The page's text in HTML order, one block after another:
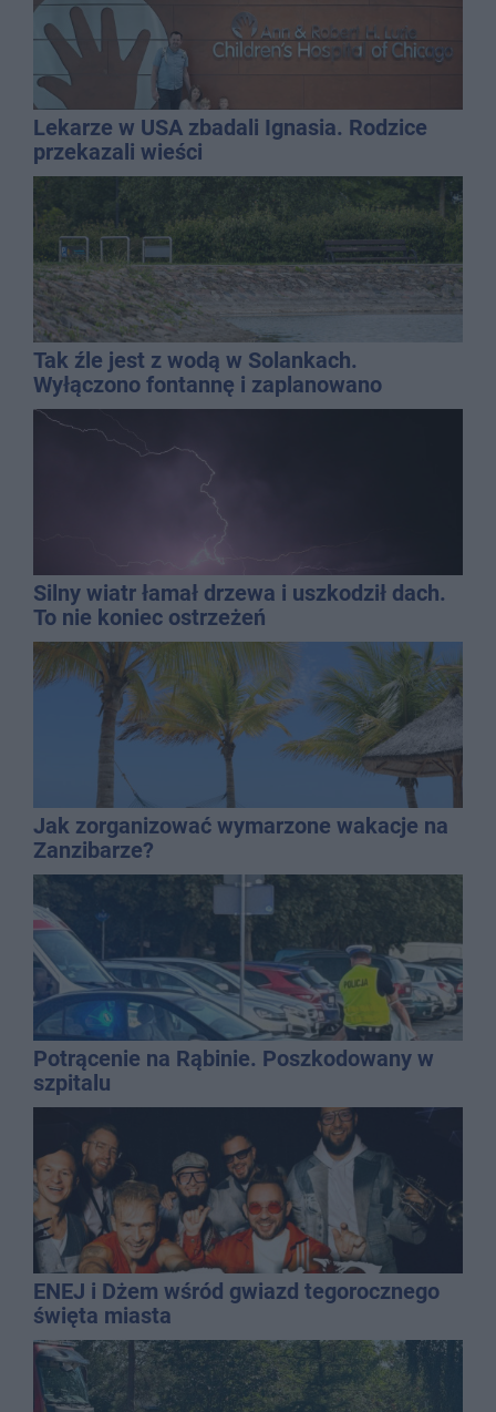
Lekarze w USA zbadali Ignasia. Rodzice
przekazali wieści
Tak źle jest z wodą w Solankach.
Wyłączono fontannę i zaplanowano
dolewkę
Silny wiatr łamał drzewa i uszkodził dach.
To nie koniec ostrzeżeń
Jak zorganizować wymarzone wakacje na
Zanzibarze?
Potrącenie na Rąbinie. Poszkodowany w
szpitalu
ENEJ i Dżem wśród gwiazd tegorocznego
święta miasta